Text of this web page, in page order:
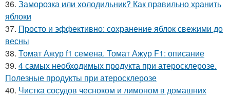
36. Заморозка или холодильник? Как правильно хранить
яблоки
37. Просто и эффективно: сохранение яблок свежими до
весны
38. Томат Ажур f1 семена. Томат Ажур F1: описание
39. 4 самых необходимых продукта при атеросклерозе.
Полезные продукты при атеросклерозе
40. Чистка сосудов чесноком и лимоном в домашних